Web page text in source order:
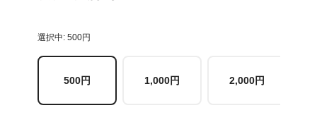
選択中: 500円
500円 1,000円 2,000円